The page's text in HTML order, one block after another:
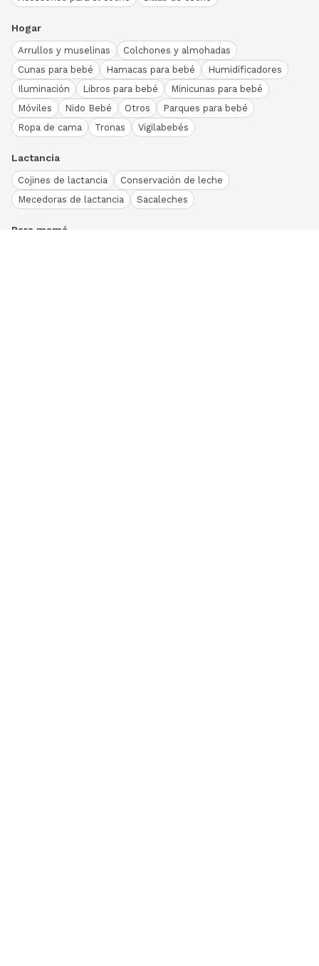
Hogar
Arrullos y muselinas
Colchones y almohadas
Cunas para bebé
Hamacas para bebé
Humidificadores
Iluminación
Libros para bebé
Minicunas para bebé
Móviles
Nido Bebé Otros
Parques para bebé
Ropa de cama
Tronas Vigilabebés
Lactancia
Cojines de lactancia
Conservación de leche
Mecedoras de lactancia
Sacaleches
Para mamá